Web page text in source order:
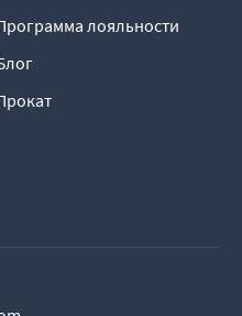
лояльности